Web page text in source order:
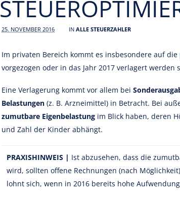
25. NOVEMBER 2016 IN ALLE STEUERZAHLER
Im privaten Bereich kommt es insbesondere auf die
vorgezogen oder in das Jahr 2017 verlagert werden
Eine Verlagerung kommt vor allem bei
Belastungen (z. B. Arzneimittel) in Betracht. Bei
zumutbare Eigenbelastung im Blick haben, deren
und Zahl der Kinder abhängt.
PRAXISHINWEIS | Ist abzusehen, dass die
wird, sollten offene Rechnungen (nach
lohnt sich, wenn in 2016 bereits hohe